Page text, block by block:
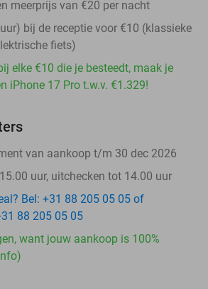
meerprijs van €20 per nacht
bij de receptie voor €10 (klassieke
fiets)
elke €10 die je besteedt, maak je
iPhone 17 Pro t.w.v. €1.329!
van aankoop t/m 30 dec 2026
uur, uitchecken tot 14.00 uur
Bel: +31 88 205 05 05 of
88 205 05 05
want jouw aankoop is 100%